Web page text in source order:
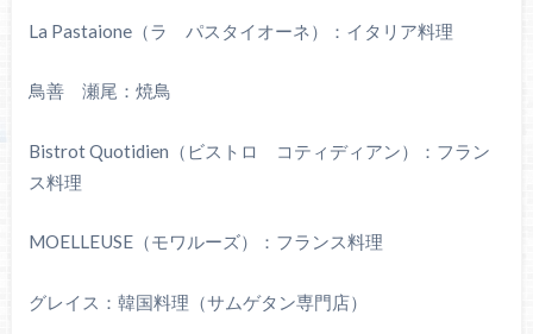
La Pastaione（ラ パスタイオーネ）：イタリア料理
鳥善 瀬尾：焼鳥
Bistrot Quotidien（ビストロ コティディアン）：フラン
ス料理
MOELLEUSE（モワルーズ）：フランス料理
グレイス：韓国料理（サムゲタン専門店）